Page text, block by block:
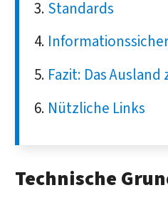
Standards
Fazit: Das
Nützliche Links
Technische